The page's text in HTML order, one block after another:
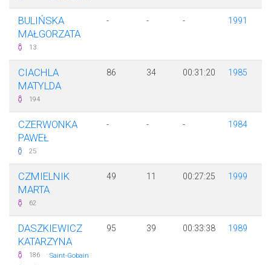
BULIŃSKA
MAŁGORZATA
13
- - - 1991
CIACHLA
MATYLDA
194
86 34 00:31:20 1985
CZERWONKA
PAWEŁ
25
- - - 1984
CZMIELNIK
MARTA
62
49 11 00:27:25 1999
DASZKIEWICZ
KATARZYNA
186 · Saint-Gobain
95 39 00:33:38 1989